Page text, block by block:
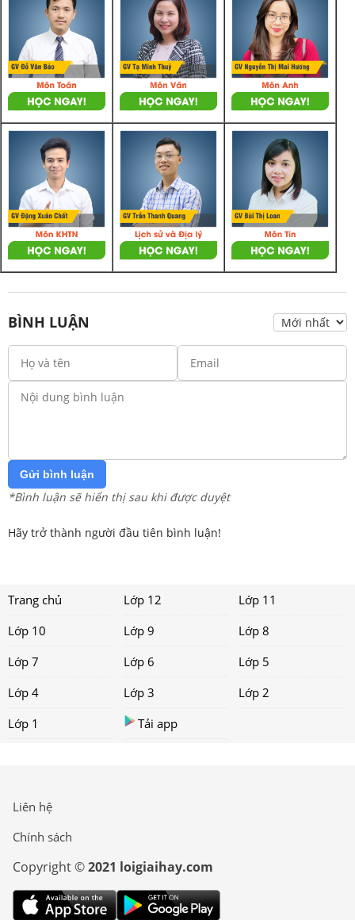
BÌNH LUẬN
Gửi bình luận
*Bình luận sẽ hiển thị sau khi được duyệt
Hãy trở thành người đầu tiên bình luận!
Trang chủ Lớp 12
Lớp 11
Lớp 10
Lớp 9
Lớp 8
Lớp 7
Lớp 6
Lớp 5
Lớp 4
Lớp 3
Lớp 2
Lớp 1
Tải app
Liên hệ
Chính sách
Copyright ©2021 loigiaihay.com